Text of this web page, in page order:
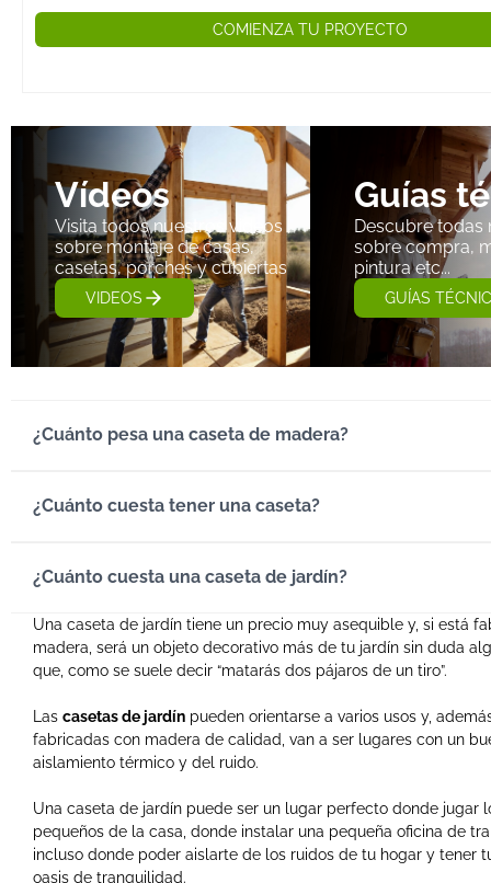
COMIENZA TU PROYECTO
Vídeos
Visita todos nuestros videos
sobre montaje de casas,
casetas, porches y cubiertas
VIDEOS
Guías
Descubre todas
sobre compra,
pintura etc...
GUÍAS
¿Cuánto pesa una caseta de madera?
¿Cuánto cuesta tener una caseta?
¿Cuánto cuesta una caseta de jardín?
Una caseta de jardín tiene un precio muy asequible y, si está
madera, será un objeto decorativo más de tu jardín sin duda
que, como se suele decir “matarás dos pájaros de un tiro”.
Las casetas de jardín pueden orientarse a varios usos y,
fabricadas con madera de calidad, van a ser lugares con un
aislamiento térmico y del ruido.
Una caseta de jardín puede ser un lugar perfecto donde jugar
pequeños de la casa, donde instalar una pequeña oficina de
incluso donde poder aislarte de los ruidos de tu hogar y tener
oasis de tranquilidad.